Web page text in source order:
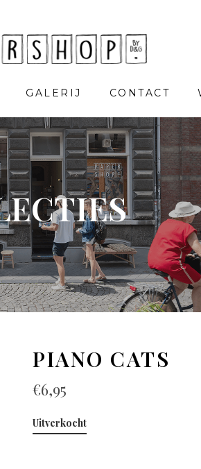
GALERIJ CONTACT
PIANO CATS
€6,95
Uitverkocht